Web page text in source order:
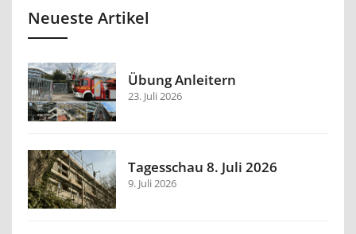
Neueste Artikel
Übung Anleitern
23. Juli 2026
Tagesschau 8. Juli 2026
9. Juli 2026